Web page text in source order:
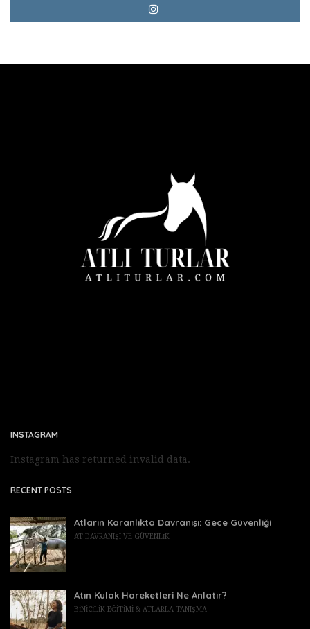
INSTAGRAM
Instagram has returned invalid data.
RECENT POSTS
Atların Karanlıkta Davranışı: Gece Güvenliği
AT DAVRANIŞI VE GÜVENLIK
Atın Kulak Hareketleri Ne Anlatır?
BINICILIK EĞITIMI & ATLARLA TANIŞMA